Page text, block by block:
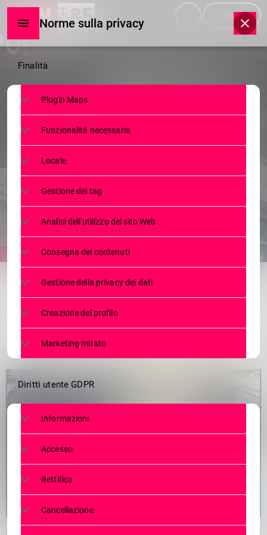
ASCOLTA
NEWS
SETTANTENNE AI DOMICILIARI
PER VIOLENZA SESSUALE SU
MINORE
today 11 OTTOBRE 2024 299 2
Nella giornata di ieri, la Squadra Mobile della Questura di
Norme sulla privacy
Norme
sulla
privacy
Finalità
Plugin Maps
Funzionalità necessaria
Locale
Gestione dei tag
Analisi dell'utilizzo del sito Web
Consegna dei contenuti
Gestione della privacy dei dati
Creazione del profilo
Marketing mirato
Diritti utente GDPR
Informazioni
Accesso
Rettifica
Cancellazione